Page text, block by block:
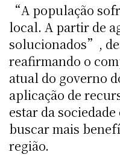
“A população
local. A partir de
solucionados”,
reafirmando o
atual do governo
aplicação de
estar da
buscar mais
região.